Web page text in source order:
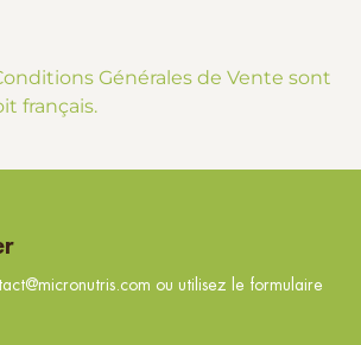
Générales de Vente sont
français.
ou utilisez le formulaire